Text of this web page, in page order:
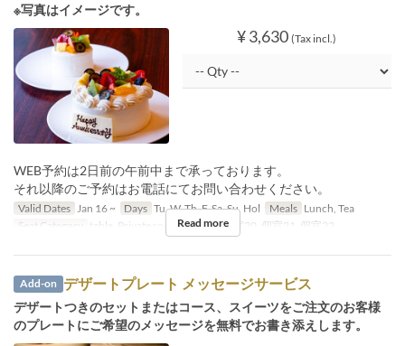
※写真はイメージです。
¥ 3,630 (Tax incl.)
WEB予約は2日前の午前中まで承っております。
それ以降のご予約はお電話にてお問い合わせください。
Valid Dates Jan 16 ~ Days Tu, W, Th, F, Sa, Su, Hol Meals Lunch, Tea
Seat Category
table, Private room, 個室19, 個室20, 個室21, 個室22
Read more
Add-on デザートプレート メッセージサービス
デザートつきのセットまたはコース、スイーツをご注文のお客様
のプレートにご希望のメッセージを無料でお書き添えします。